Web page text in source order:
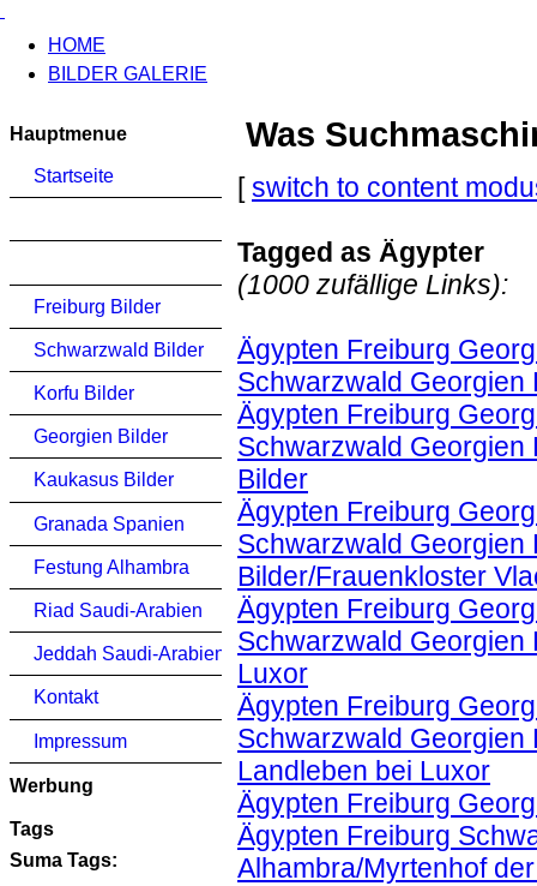
HOME
BILDER GALERIE
Hauptmenue
Startseite
Freiburg Bilder
Schwarzwald Bilder
Korfu Bilder
Georgien Bilder
Kaukasus Bilder
Granada Spanien
Festung Alhambra
Riad Saudi-Arabien
Jeddah Saudi-Arabien
Kontakt
Impressum
Werbung
Tags
Suma Tags:
Was
[switch to content
Tagged as Ägypter
(1000 zufällige Links):
Ägypten Freiburg
Schwarzwald Georgien
Ägypten Freiburg
Schwarzwald Georgien
Bilder
Ägypten Freiburg
Schwarzwald Georgien
Bilder/Frauenkloster
Ägypten Freiburg
Schwarzwald Georgien
Luxor
Ägypten Freiburg
Schwarzwald
Landleben bei Luxor
Ägypten Freiburg
Ägypten Freiburg
Alhambra/Myrtenhof